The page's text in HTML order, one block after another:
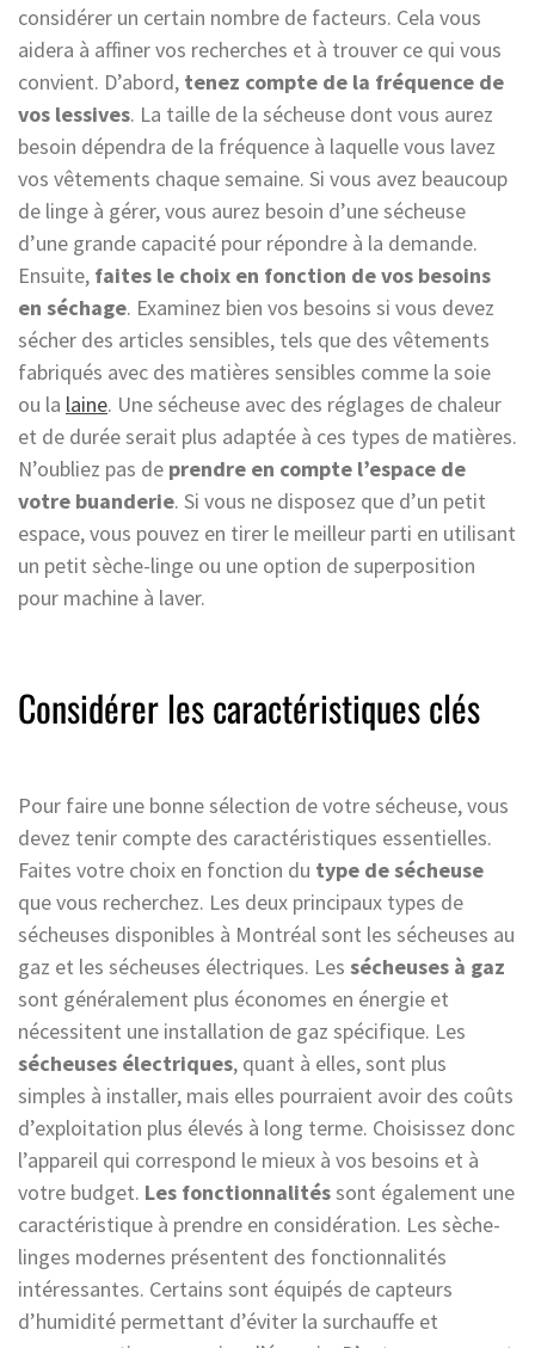
considérer un certain nombre de facteurs. Cela vous
aidera à affiner vos recherches et à trouver ce qui vous
convient. D’abord, tenez compte de la fréquence de
vos lessives. La taille de la sécheuse dont vous aurez
besoin dépendra de la fréquence à laquelle vous lavez
vos vêtements chaque semaine. Si vous avez beaucoup
de linge à gérer, vous aurez besoin d’une sécheuse
d’une grande capacité pour répondre à la demande.
Ensuite, faites le choix en fonction de vos besoins
en séchage. Examinez bien vos besoins si vous devez
sécher des articles sensibles, tels que des vêtements
fabriqués avec des matières sensibles comme la soie
ou la laine. Une sécheuse avec des réglages de chaleur
et de durée serait plus adaptée à ces types de matières.
N’oubliez pas de prendre en compte l’espace de
votre buanderie. Si vous ne disposez que d’un petit
espace, vous pouvez en tirer le meilleur parti en utilisant
un petit sèche-linge ou une option de superposition
pour machine à laver.
Considérer les caractéristiques clés
Pour faire une bonne sélection de votre sécheuse, vous
devez tenir compte des caractéristiques essentielles.
Faites votre choix en fonction du type de sécheuse
que vous recherchez. Les deux principaux types de
sécheuses disponibles à Montréal sont les sécheuses au
gaz et les sécheuses électriques. Les sécheuses à gaz
sont généralement plus économes en énergie et
nécessitent une installation de gaz spécifique. Les
sécheuses électriques, quant à elles, sont plus
simples à installer, mais elles pourraient avoir des coûts
d’exploitation plus élevés à long terme. Choisissez donc
l’appareil qui correspond le mieux à vos besoins et à
votre budget. Les fonctionnalitéssont également une
caractéristique à prendre en considération. Les sèche-
linges modernes présentent des fonctionnalités
intéressantes. Certains sont équipés de capteurs
d’humidité permettant d’éviter la surchauffe et